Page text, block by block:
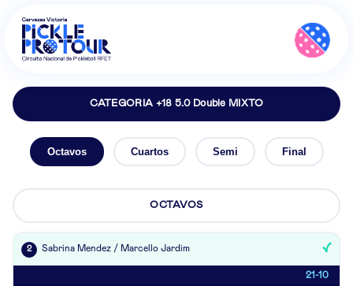
CATEGORIA +18 5.0 Double MIXTO
Octavos Cuartos Semi Final
OCTAVOS
2 Sabrina Mendez / Marcello Jardim
21-10